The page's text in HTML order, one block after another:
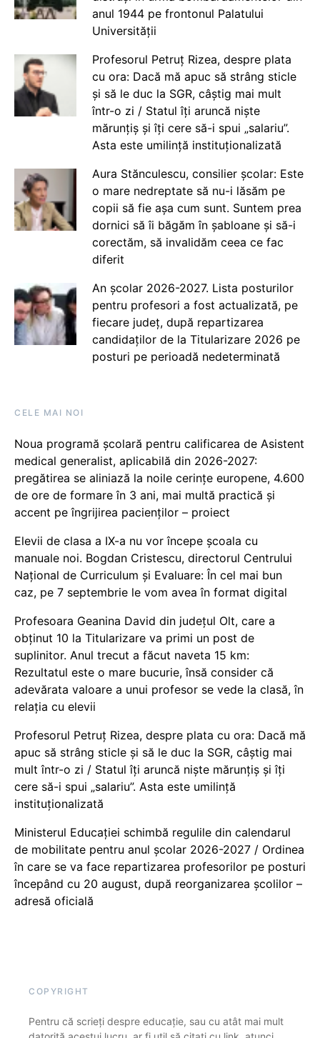
anul 1944 pe frontonul Palatului
Universității
Profesorul Petruț Rizea, despre plata
cu ora: Dacă mă apuc să strâng sticle
și să le duc la SGR, câștig mai mult
într-o zi / Statul îți aruncă niște
mărunțiș și îți cere să-i spui „salariu”.
Asta este umilință instituționalizată
Aura Stănculescu, consilier școlar: Este
o mare nedreptate să nu-i lăsăm pe
copii să fie așa cum sunt. Suntem prea
dornici să îi băgăm în șabloane și să-i
corectăm, să invalidăm ceea ce fac
diferit
An școlar 2026-2027. Lista posturilor
pentru profesori a fost actualizată, pe
fiecare județ, după repartizarea
candidaților de la Titularizare 2026 pe
posturi pe perioadă nedeterminată
CELE MAI NOI
Noua programă școlară pentru calificarea de Asistent
medical generalist, aplicabilă din 2026-2027:
pregătirea se aliniază la noile cerințe europene, 4.600
de ore de formare în 3 ani, mai multă practică și
accent pe îngrijirea pacienților – proiect
Elevii de clasa a IX-a nu vor începe școala cu
manuale noi. Bogdan Cristescu, directorul Centrului
Național de Curriculum și Evaluare: În cel mai bun
caz, pe 7 septembrie le vom avea în format digital
Profesoara Geanina David din județul Olt, care a
obținut 10 la Titularizare va primi un post de
suplinitor. Anul trecut a făcut naveta 15 km:
Rezultatul este o mare bucurie, însă consider că
adevărata valoare a unui profesor se vede la clasă, în
relația cu elevii
Profesorul Petruț Rizea, despre plata cu ora: Dacă mă
apuc să strâng sticle și să le duc la SGR, câștig mai
mult într-o zi / Statul îți aruncă niște mărunțiș și îți
cere să-i spui „salariu”. Asta este umilință
instituționalizată
Ministerul Educației schimbă regulile din calendarul
de mobilitate pentru anul școlar 2026-2027 / Ordinea
în care se va face repartizarea profesorilor pe posturi
începând cu 20 august, după reorganizarea școlilor –
adresă oficială
COPYRIGHT
Pentru că scrieți despre educație, sau cu atât mai mult